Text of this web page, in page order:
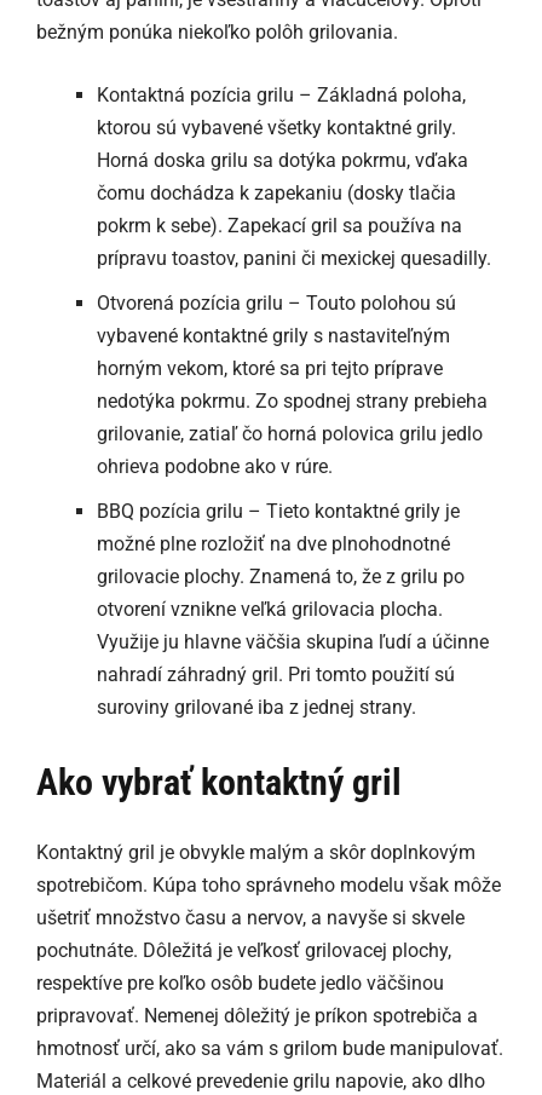
bežným ponúka niekoľko polôh grilovania.
Kontaktná pozícia grilu – Základná poloha,
ktorou sú vybavené všetky kontaktné grily.
Horná doska grilu sa dotýka pokrmu, vďaka
čomu dochádza k zapekaniu (dosky tlačia
pokrm k sebe). Zapekací gril sa používa na
prípravu toastov, panini či mexickej quesadilly.
Otvorená pozícia grilu – Touto polohou sú
vybavené kontaktné grily s nastaviteľným
horným vekom, ktoré sa pri tejto príprave
nedotýka pokrmu. Zo spodnej strany prebieha
grilovanie, zatiaľ čo horná polovica grilu jedlo
ohrieva podobne ako v rúre.
BBQ pozícia grilu – Tieto kontaktné grily je
možné plne rozložiť na dve plnohodnotné
grilovacie plochy. Znamená to, že z grilu po
otvorení vznikne veľká grilovacia plocha.
Využije ju hlavne väčšia skupina ľudí a účinne
nahradí záhradný gril. Pri tomto použití sú
suroviny grilované iba z jednej strany.
Ako vybrať kontaktný gril
Kontaktný gril je obvykle malým a skôr doplnkovým
spotrebičom. Kúpa toho správneho modelu však môže
ušetriť množstvo času a nervov, a navyše si skvele
pochutnáte. Dôležitá je veľkosť grilovacej plochy,
respektíve pre koľko osôb budete jedlo väčšinou
pripravovať. Nemenej dôležitý je príkon spotrebiča a
hmotnosť určí, ako sa vám s grilom bude manipulovať.
Materiál a celkové prevedenie grilu napovie, ako dlho